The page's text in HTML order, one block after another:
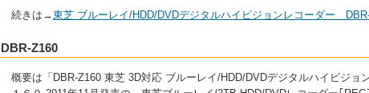
続きは→東芝 ブルーレイ/HDD/DVDデジタルハイビジョンレコーダー
DBR-Z160
概要は「DBR-Z160 東芝 3D対応 ブルーレイ/HDD/DVDデジタルハイビジョ